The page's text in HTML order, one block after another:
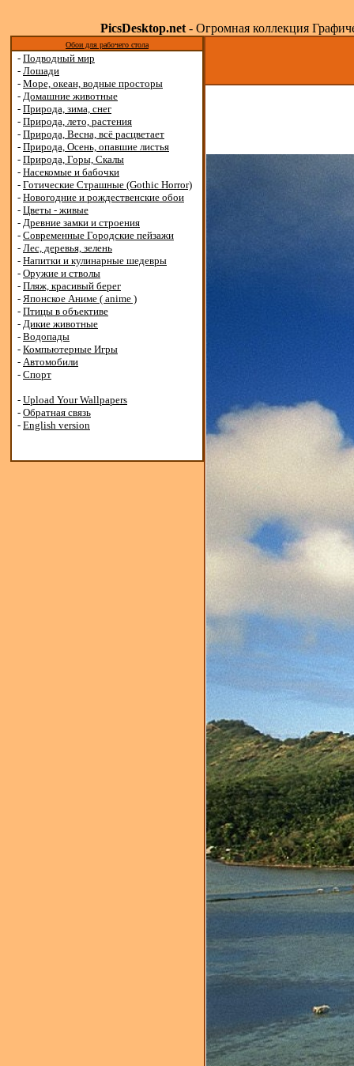
PicsDesktop.net- Огромная коллекция
Обои для рабочего стола
- Подводный мир
- Лошади
- Море, океан, водные просторы
- Домашние животные
- Природа, зима, снег
- Природа, лето, растения
- Природа, Весна, всё расцветает
- Природа, Осень, опавшие листья
- Природа, Горы, Скалы
- Насекомые и бабочки
- Готические Страшные (Gothic Horror)
- Новогодние и рождественские обои
- Цветы - живые
- Древние замки и строения
- Современные Городские пейзажи
- Лес, деревья, зелень
- Напитки и кулинарные шедевры
- Оружие и стволы
- Пляж, красивый берег
- Японское Аниме ( anime )
- Птицы в объективе
- Дикие животные
- Водопады
- Компьютерные Игры
- Автомобили
- Спорт
- Upload Your Wallpapers
- Обратная связь
- English version